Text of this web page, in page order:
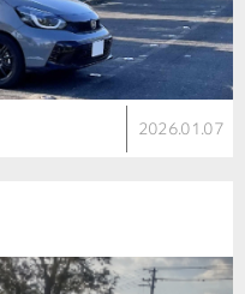
2026.01.07